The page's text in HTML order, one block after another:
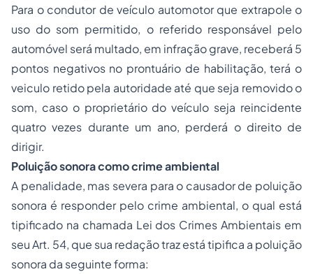
Para o condutor de veículo automotor que extrapole o
uso do som permitido, o referido responsável pelo
automóvel será multado, em infração grave, receberá 5
pontos negativos no prontuário de habilitação, terá o
veiculo retido pela autoridade até que seja removido o
som, caso o proprietário do veículo seja reincidente
quatro vezes durante um ano, perderá o direito de
dirigir.
Poluição sonora como crime ambiental
A penalidade, mas severa para o causador de poluição
sonora é responder pelo crime ambiental, o qual está
tipificado na chamada Lei dos Crimes Ambientais em
seu Art. 54, que sua redação traz está tipifica a poluição
sonora da seguinte forma: